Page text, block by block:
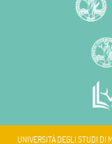
UNIVERSITÀ DEGLI STUDI DI